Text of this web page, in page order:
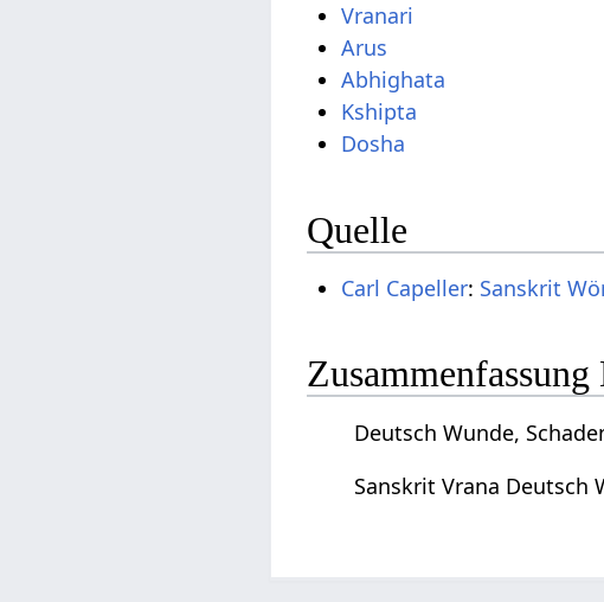
Vranari
Arus
Abhighata
Kshipta
Dosha
Quelle
Carl Capeller: Sanskrit
Deutsch Wunde,
Sanskrit Vrana Deutsch